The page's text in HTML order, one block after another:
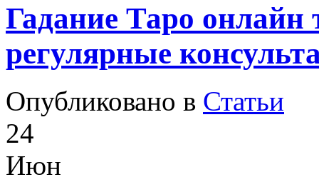
Гадание Таро онлайн
регулярные
Опубликовано в Статьи
24
Июн